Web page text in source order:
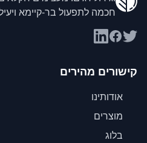
חכמה לתפעול בר-קיימא
קישורים מהירים
אודותינו
מוצרים
בלוג